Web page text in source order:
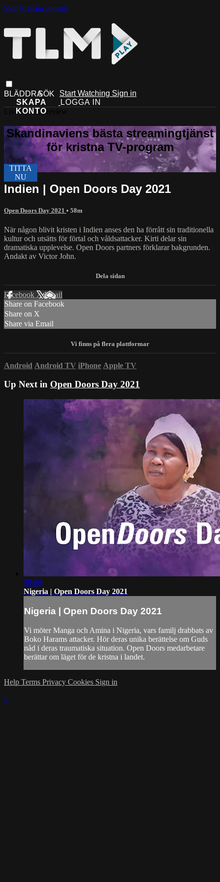
Skip to main content
Start Watching Sign in
Live stream preview
Indien | Open Doors Day 2021
Open Doors Day 2021 • 58m
När någon blivit kristen i Indien anses den ha förrått sin traditionella
kultur och utsätts för förtal och våldsattacker. Kirti delar sin
dramatiska upplevelse. Open Doors partners förklarar bakgrunden.
Andakt av Victor John.
Facebook XEmail
Share on Facebook
Share on X
Share via Email
Android Android TV iPhone Apple TV
Up Next in Open Doors Day 2021
58:00
Nigeria | Open Doors Day 2021
Nigeria | Open Doors Day 2021
Vi möter Manga och Amina i Nigeria, vars familj drabbats av
Boko Harams attacker. Hör deras unika berättelse om Guds
nåd i deras traumatiska situation. Open Doors medarbetare
berättar om läget för de kristna i landet.
Help Terms Privacy Cookies Sign in
×